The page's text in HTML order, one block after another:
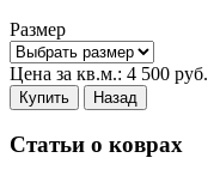
Размер
Цена за кв.м.: 4 500 руб.
Купить Назад
Статьи о коврах